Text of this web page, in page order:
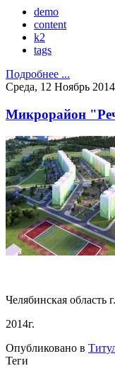
demo
content
k2
tags
Подробнее ...
Среда, 12 Ноябрь
Микрорайон
Челябинская область
2014г.
Опубликовано в
Теги